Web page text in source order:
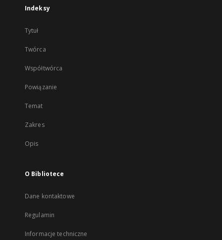
Indeksy
Tytuł
Twórca
Współtwórca
Powiązanie
Temat
Zakres
Opis
O Bibliotece
Dane kontaktowe
Regulamin
Informacje techniczne